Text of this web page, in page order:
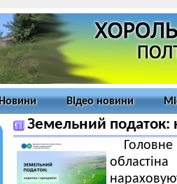
Новини Відео новини
Земельний податок: